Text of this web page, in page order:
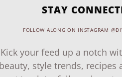
STAY
FOLLOW ALONG ON INSTAGRAM
Kick your feed up a notch
beauty, style trends, recipes